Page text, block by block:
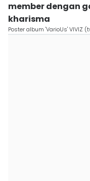
member dengan
kharisma
Poster album 'VarioUs' VIVIZ